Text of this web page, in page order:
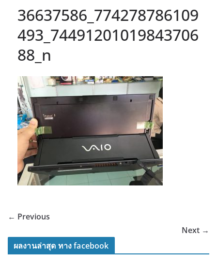
36637586_774278786109
493_74491201019843706
88_n
← Previous
Next →
ผลงานล่าสุด ทาง facebook